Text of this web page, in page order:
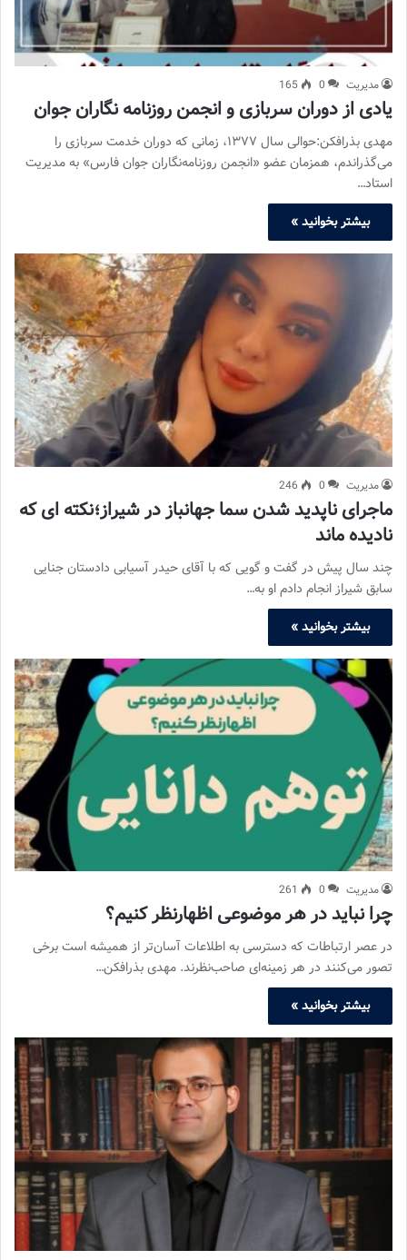
مدیریت 0
165
یادی از دوران سربازی و انجمن روزنامه نگاران جوان
مهدی بذرافکن:حوالی سال ۱۳۷۷، زمانی که دوران خدمت سربازی را
می‌گذراندم، همزمان عضو «انجمن روزنامه‌نگاران جوان فارس» به مدیریت
استاد…
بیشتر بخوانید »
مدیریت 0
246
ماجرای ناپدید شدن سما جهانباز در شیراز؛نکته ای که
نادیده ماند
چند سال پیش در گفت و گویی که با آقای حیدر آسیابی دادستان جنایی
سابق شیراز انجام دادم او به…
بیشتر بخوانید »
مدیریت 0
261
چرا نباید در هر موضوعی اظهارنظر کنیم؟
در عصر ارتباطات که دسترسی به اطلاعات آسان‌تر از همیشه است برخی
تصور می‌کنند در هر زمینه‌ای صاحب‌نظرند. مهدی بذرافکن…
بیشتر بخوانید »